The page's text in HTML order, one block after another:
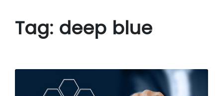
Tag: deep blue